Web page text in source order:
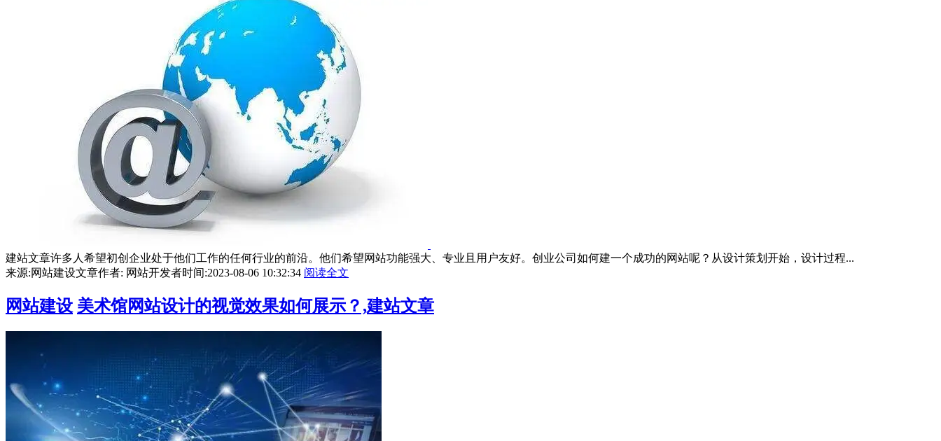
建站文章许多人希望初创企业处于他们工作的任何行业的前沿。他们希望网站功能强大、专业且用户友好。创业公司如何建一个成功的网站呢？从设计策划开始，设计过程...
来源:网站建设文章作者: 网站开发者时间:2023-08-06 10:32:34 阅读全文
网站建设 美术馆网站设计的视觉效果如何展示？,建站文章